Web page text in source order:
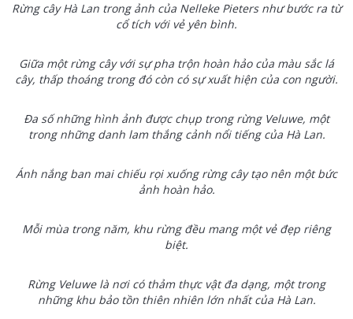
Rừng cây Hà Lan trong ảnh của Nelleke Pieters như bước ra từ
cổ tích với vẻ yên bình.
Giữa một rừng cây với sự pha trộn hoàn hảo của màu sắc lá
cây, thấp thoáng trong đó còn có sự xuất hiện của con người.
Đa số những hình ảnh được chụp trong rừng Veluwe, một
trong những danh lam thắng cảnh nổi tiếng của Hà Lan.
Ánh nắng ban mai chiếu rọi xuống rừng cây tạo nên một bức
ảnh hoàn hảo.
Mỗi mùa trong năm, khu rừng đều mang một vẻ đẹp riêng
biệt.
Rừng Veluwe là nơi có thảm thực vật đa dạng, một trong
những khu bảo tồn thiên nhiên lớn nhất của Hà Lan.